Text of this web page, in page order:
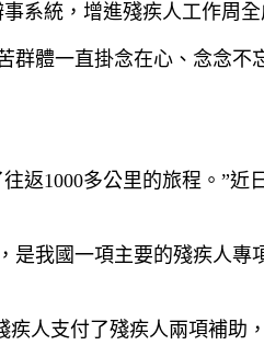
系統，增進殘疾人工作周全
群體一直掛念在心、念念
返1000多公里的旅程。”
我國一項主要的殘疾人
疾人支付了殘疾人兩項補